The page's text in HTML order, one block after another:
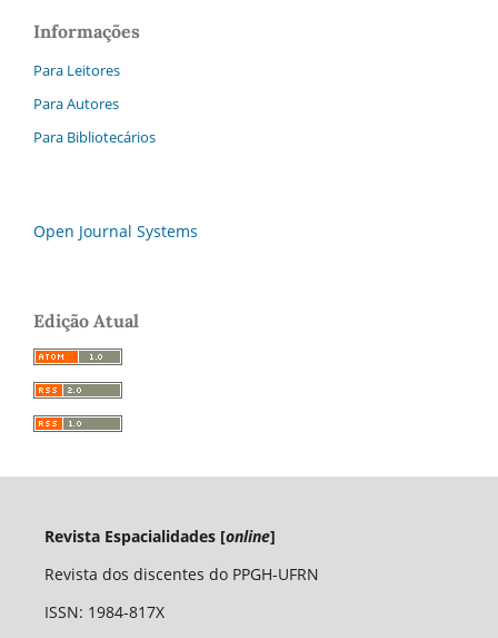
Informações
Para Leitores
Para Autores
Para Bibliotecários
Open Journal Systems
Edição Atual
Revista Espacialidades [online]
Revista dos discentes do PPGH-UFRN
ISSN: 1984-817X